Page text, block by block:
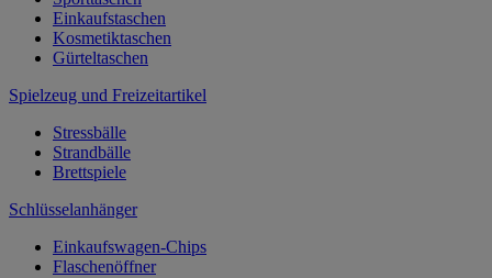
Einkaufstaschen
Kosmetiktaschen
Gürteltaschen
Spielzeug und Freizeitartikel
Stressbälle
Strandbälle
Brettspiele
Schlüsselanhänger
Einkaufswagen-Chips
Flaschenöffner